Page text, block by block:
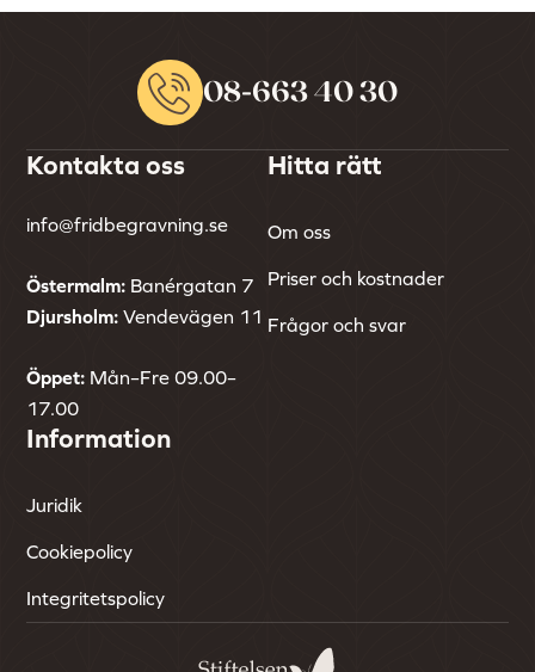
08-663 40 30
Kontakta oss
info@fridbegravning.se
Östermalm: Banérgatan 7
Djursholm: Vendevägen 11
Öppet: Mån–Fre 09.00–
17.00
Hitta rätt
Om oss
Priser och kostnader
Frågor och svar
Information
Juridik
Cookiepolicy
Integritetspolicy